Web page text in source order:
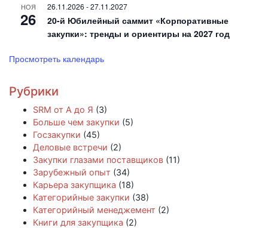
НОЯ
26
26.11.2026 -27.11.2027
20-й Юбилейный саммит «Корпоративные
закупки»: тренды и ориентиры на 2027 год
Просмотреть календарь
Рубрики
SRM от А до Я (3)
Больше чем закупки (5)
Госзакупки (45)
Деловые встречи (2)
Закупки глазами поставщиков (11)
Зарубежный опыт (34)
Карьера закупщика (18)
Категорийные закупки (38)
Категорийный менеджемент (2)
Книги для закупщика (2)